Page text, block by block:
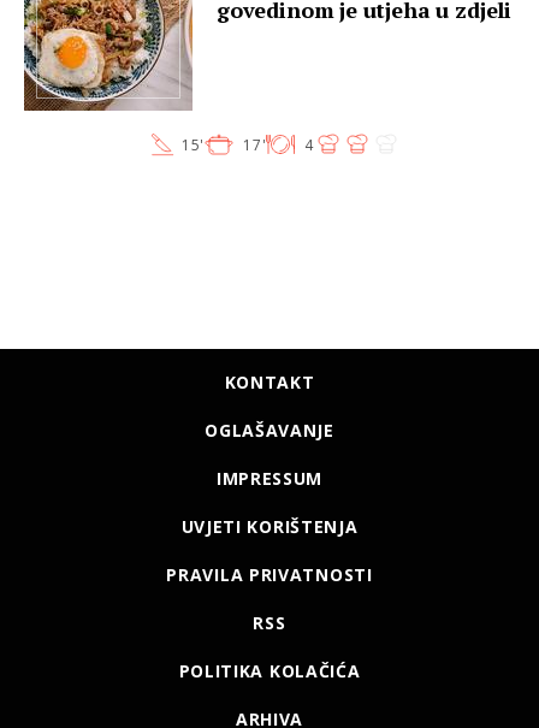
govedinom je utjeha u zdjeli
15' 17' 4
KONTAKT
OGLAŠAVANJE
IMPRESSUM
UVJETI KORIŠTENJA
PRAVILA PRIVATNOSTI
RSS
POLITIKA KOLAČIĆA
ARHIVA